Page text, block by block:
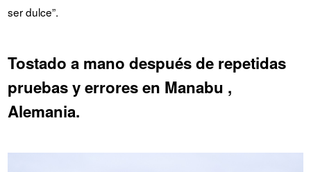
ser dulce”.
Tostado a mano después de repetidas
pruebas y errores en Manabu ,
Alemania.